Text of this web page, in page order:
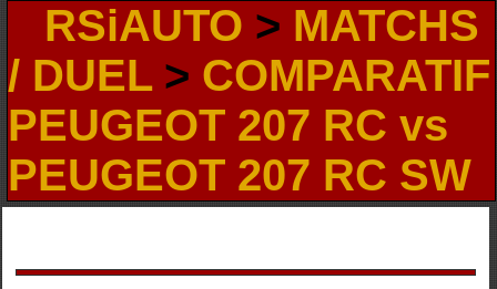
RSiAUTO > MATCHS
/ DUEL> COMPARATIF
PEUGEOT 207 RC vs
PEUGEOT 207 RC SW